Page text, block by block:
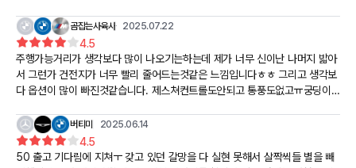
곰잡는사육사 2025.07.22
4.5
주행가능거리가 생각보다 많이 나오기는하는데 제가 너무 신이난 나머지 밟아
서 그런가 건전지가 너무 빨리 줄어드는것같은 느낌입니다ㅎㅎ 그리고 생각보
다 옵션이 많이 빠진것같습니다. 제스쳐컨트롤도안되고 통풍도없고ㅠ궁딩이
버티미 2025.06.14
4.5
50 출고 기다림에 지쳐ㅜ 갖고 있던 갈망을 다 실현 못해서 살짝씩들 별을 빼